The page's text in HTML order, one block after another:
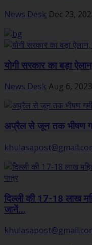
News Desk Dec 23,
योगी सरकार का बड़ा
News Desk Aug 6, 2023
अप्रैल से जून तक भीषण
दिल्ली की 17-18 लाख
जानें...